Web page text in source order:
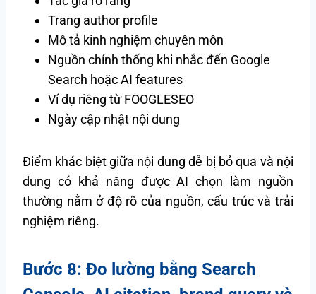
Trang author profile
Mô tả kinh nghiệm chuyên môn
Nguồn chính thống khi nhắc đến Google
Search hoặc AI features
Ví dụ riêng từ FOOGLESEO
Ngày cập nhật nội dung
Điểm khác biệt giữa nội dung dễ bị bỏ qua và nội
dung có khả năng được AI chọn làm nguồn
thường nằm ở độ rõ của nguồn, cấu trúc và trải
nghiệm riêng.
Bước 8: Đo lường bằng Search